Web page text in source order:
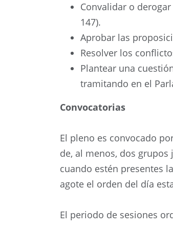
Convalidar o
147).
Aprobar las
Resolver los
Plantear una
tramitando en el
Convocatorias
El pleno es convocado
de, al menos, dos
cuando estén presentes
agote el orden del día
El periodo de sesiones